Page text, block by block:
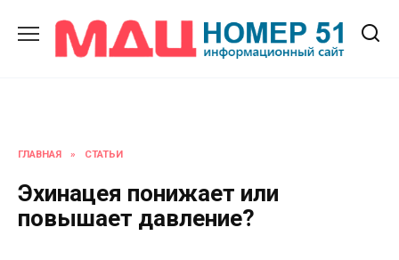
содержанию
ГЛАВНАЯ » СТАТЬИ
Эхинацея понижает или
повышает давление?